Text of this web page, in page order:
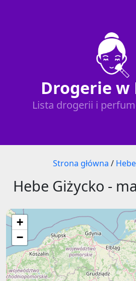
Drogerie w
Lista drogerii i
Strona główna / Hebe
Hebe Giżycko -
+
−